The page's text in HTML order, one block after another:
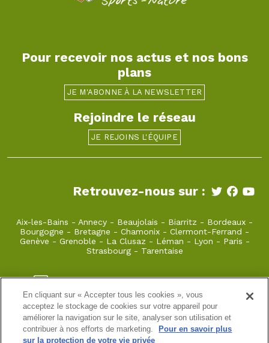
Pour recevoir nos actus et nos bons
plans
JE M'ABONNE À LA NEWSLETTER
Rejoindre le réseau
JE REJOINS L'ÉQUIPE
Retrouvez-nous sur :
Aix-les-Bains - Annecy - Beaujolais - Biarritz - Bordeaux -
Bourgogne - Bretagne - Chamonix - Clermont-Ferrand -
Genève - Grenoble - La Clusaz - Léman - Lyon - Paris -
Strasbourg- Tarentaise
beaujolais@takamaka.fr
04 78 79 28 13
22 rue Juiverie 69005 LYON
En cliquant sur « Accepter tous les cookies », vous
acceptez le stockage de cookies sur votre appareil pour
améliorer la navigation sur le site, analyser son utilisation et
contribuer à nos efforts de marketing.
Pour en savoir plus
sur la protection de votre vie privée